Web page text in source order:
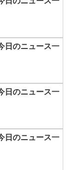
日のニュース一
日のニュース一
日のニュース一